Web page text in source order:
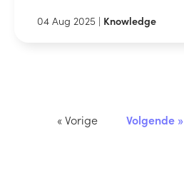
04 Aug 2025 | Knowledge
« Vorige Volgende »